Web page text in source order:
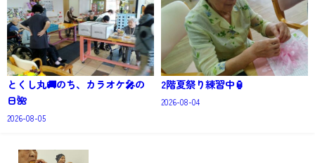
とくし丸🚚のち、カラオケ🎤の
日🌺
2026-08-05
2階夏祭り練習中🏮
2026-08-04